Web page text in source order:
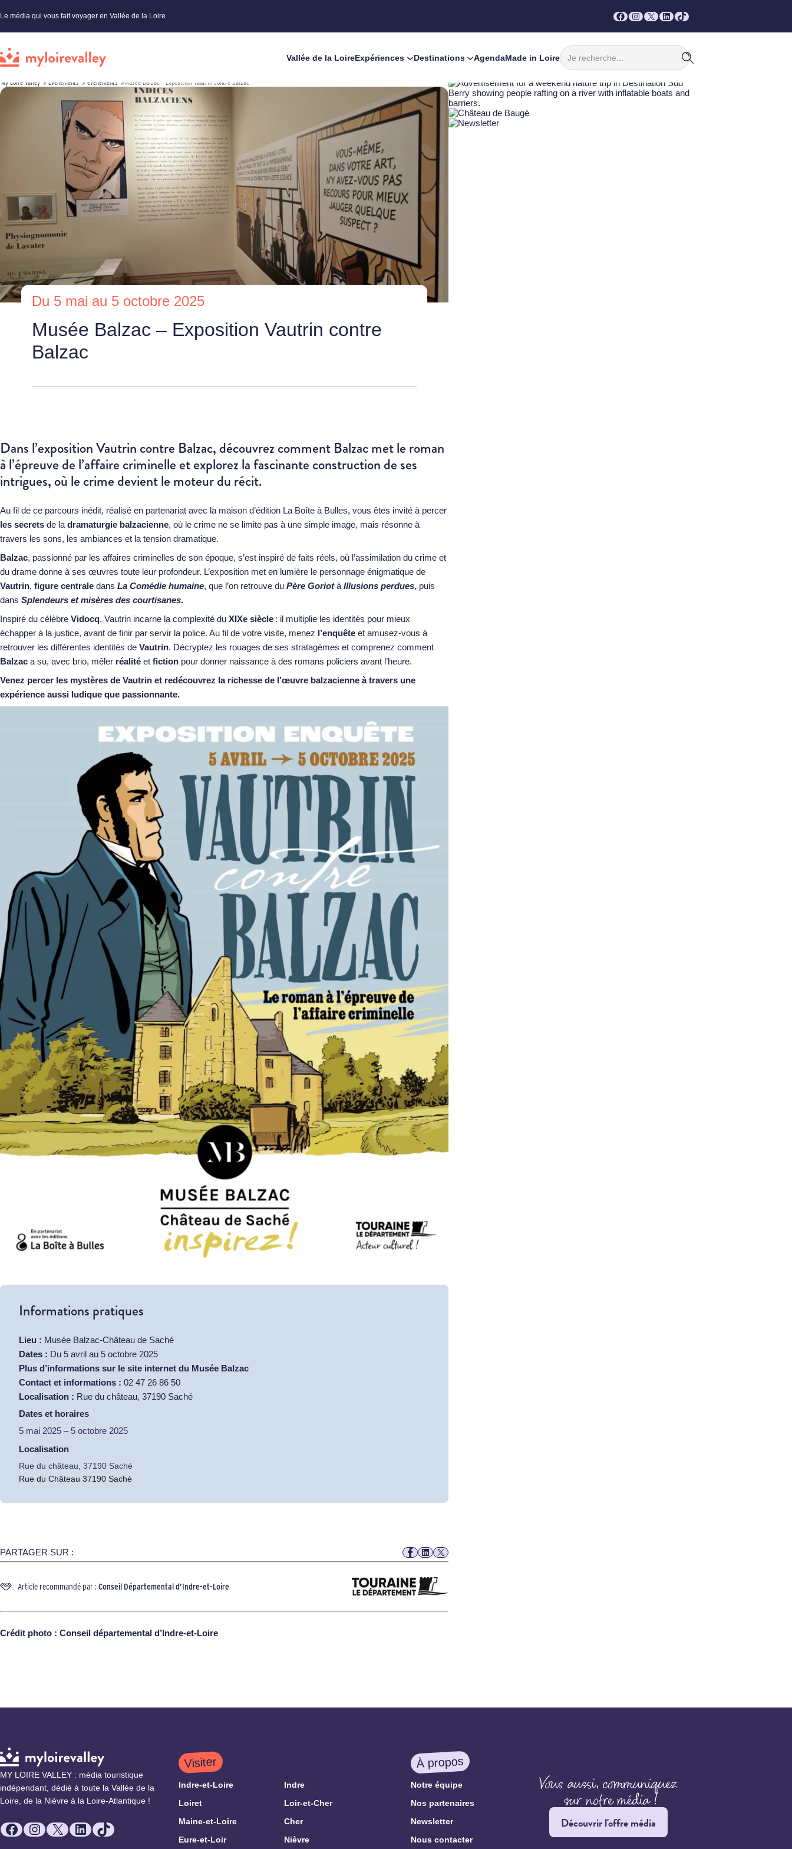
Le média qui vous fait voyager en Vallée de la Loire Facebook
Instagram
X LinkedIn
TikTok
Vallée de la LoireExpériences Destinations AgendaMade in Loire
Rechercher
My Loire Valley » Évènements » événements »Musée Balzac – Exposition Vautrin contre Balzac
Du 5 mai au 5 octobre 2025
Musée Balzac – Exposition Vautrin contre
Balzac
Dans l’exposition Vautrin contre Balzac, découvrez comment Balzac met le roman
à l’épreuve de l’affaire criminelle et explorez la fascinante construction de ses
intrigues, où le crime devient le moteur du récit.
Au fil de ce parcours inédit, réalisé en partenariat avec la maison d’édition La Boîte à Bulles, vous êtes invité à percer
les secrets de la dramaturgie balzacienne, où le crime ne se limite pas à une simple image, mais résonne à
travers les sons, les ambiances et la tension dramatique.
Balzac, passionné par les affaires criminelles de son époque, s’est inspiré de faits réels, où l’assimilation du crime et
du drame donne à ses œuvres toute leur profondeur. L’exposition met en lumière le personnage énigmatique de
Vautrin, figure centrale dans La Comédie humaine, que l’on retrouve du Père Goriotà Illusions perdues, puis
dans Splendeurs et misères des courtisanes.
Inspiré du célèbre Vidocq, Vautrin incarne la complexité du XIXe siècle : il multiplie les identités pour mieux
échapper à la justice, avant de finir par servir la police. Au fil de votre visite, menez l’enquête et amusez-vous à
retrouver les différentes identités de Vautrin. Décryptez les rouages de ses stratagèmes et comprenez comment
Balzac a su, avec brio, mêler réalité et fiction pour donner naissance à des romans policiers avant l’heure.
Venez percer les mystères de Vautrin et redécouvrez la richesse de l’œuvre balzacienne à travers une
expérience aussi ludique que passionnante.
Informations pratiques
Lieu : Musée Balzac-Château de Saché
Dates : Du 5 avril au 5 octobre 2025
Plus d’informations sur le site internet du Musée Balzac
Contact et informations : 02 47 26 86 50
Localisation : Rue du château, 37190 Saché
Dates et horaires
5 mai 2025 – 5 octobre 2025
Localisation
Rue du château, 37190 Saché
Rue du Château 37190 Saché
PARTAGER SUR :
Article recommandé par : Conseil Départemental d’Indre-et-Loire
Crédit photo : Conseil départemental d’Indre-et-Loire
MY LOIRE VALLEY : média touristique
indépendant, dédié à toute la Vallée de la
Loire, de la Nièvre à la Loire-Atlantique !
Facebook
Instagram
X LinkedIn
TikTok
Visiter
Indre-et-Loire
Indre
Loiret
Loir-et-Cher
Maine-et-Loire
Cher
Eure-et-Loir
Nièvre
À propos
Notre équipe
Nos partenaires
Newsletter
Nous contacter
Découvrir l'offre média